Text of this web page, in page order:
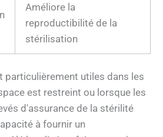
Améliore la
reproductibilité de la
stérilisation
particulièrement utiles dans les
est restreint ou lorsque les
d'assurance de la stérilité
à fournir un